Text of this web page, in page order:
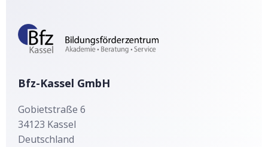
Bfz-Kassel GmbH
Gobietstraße 6
34123 Kassel
Deutschland